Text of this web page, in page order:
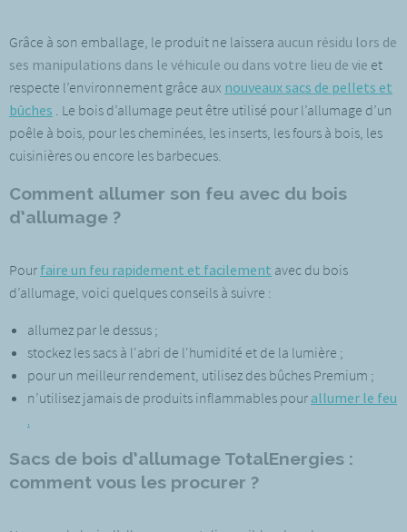
Grâce à son emballage, le produit ne laissera aucun résidu lors de
ses manipulations dans le véhicule ou dans votre lieu de vie et
respecte l’environnement grâce aux nouveaux sacs de pellets et
bûches . Le bois d’allumage peut être utilisé pour l’allumage d’un
poêle à bois, pour les cheminées, les inserts, les fours à bois, les
cuisinières ou encore les barbecues.
Comment allumer son feu avec du bois
d’allumage ?
Pour faire un feu rapidement et facilement avec du bois
d’allumage, voici quelques conseils à suivre :
allumez par le dessus ;
stockez les sacs à l'abri de l'humidité et de la lumière ;
pour un meilleur rendement, utilisez des bûches Premium ;
n’utilisez jamais de produits inflammables pour allumer le feu
.
Sacs de bois d’allumage TotalEnergies :
comment vous les procurer ?